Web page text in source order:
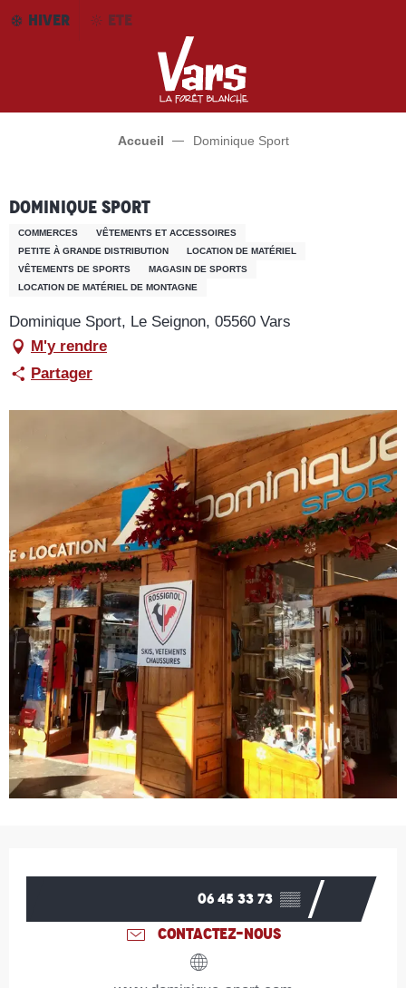
AllerHIVER ETE
Accueil Dominique Sport
Dominique Sport
COMMERCES
VÊTEMENTS ET ACCESSOIRES
PETITE À GRANDE DISTRIBUTION
LOCATION DE MATÉRIEL
VÊTEMENTS DE SPORTS
MAGASIN DE SPORTS
LOCATION DE MATÉRIEL DE MONTAGNE
Dominique Sport, Le Seignon, 05560 Vars
M'y rendre
Partager
06 45 33 73 ▒▒
CONTACTEZ-NOUS